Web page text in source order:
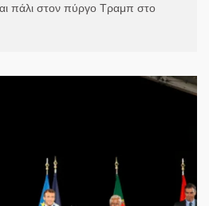
πάλι στον πύργο Τραμπ στο